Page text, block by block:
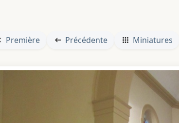
Première Précédente Miniatures